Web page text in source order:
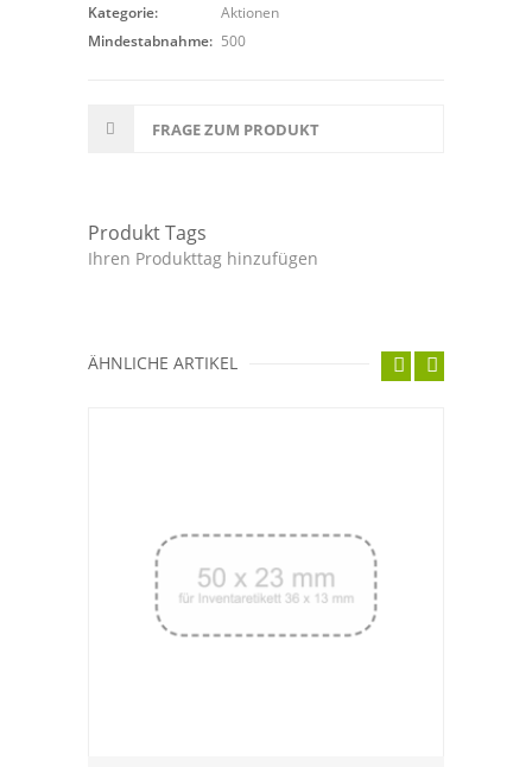
Kategorie:
Aktionen
Mindestabnahme: 500
FRAGE ZUM PRODUKT
Produkt Tags
Ihren Produkttag hinzufügen
ÄHNLICHE ARTIKEL